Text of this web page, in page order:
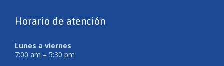
Horario de atención
Lunes a viernes
7:00 am – 5:30 pm